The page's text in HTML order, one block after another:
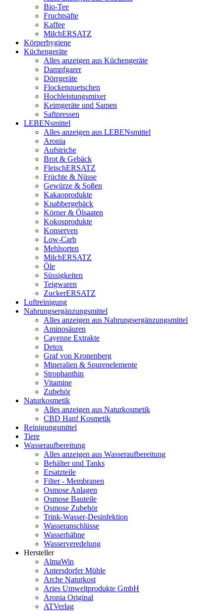
Bio-Tee
Fruchtsäfte
Kaffee
MilchERSATZ
Körperhygiene
Küchengeräte
Alles anzeigen aus Küchengeräte
Dampfgarer
Dörrgeräte
Flockenquetschen
Hochleistungsmixer
Keimgeräte und Samen
Saftpressen
LEBENsmittel
Alles anzeigen aus LEBENsmittel
Aronia
Aufstriche
Brot & Gebäck
FleischERSATZ
Früchte & Nüsse
Gewürze & Soßen
Kakaoprodukte
Knabbergebäck
Körner & Ölsaaten
Kokosprodukte
Konserven
Low-Carb
Mehlsorten
MilchERSATZ
Öle
Süssigkeiten
Teigwaren
ZuckerERSATZ
Luftreinigung
Nahrungsergänzungsmittel
Alles anzeigen aus Nahrungsergänzungsmittel
Aminosäuren
Cayenne Extrakte
Detox
Graf von Kronenberg
Mineralien & Spurenelemente
Strophanthin
Vitamine
Zubehör
Naturkosmetik
Alles anzeigen aus Naturkosmetik
CBD Hanf Kosmetik
Reinigungsmittel
Tiere
Wasseraufbereitung
Alles anzeigen aus Wasseraufbereitung
Behälter und Tanks
Ersatzteile
Filter - Membranen
Osmose Anlagen
Osmose Bauteile
Osmose Zubehör
Trink-Wasser-Desinfektion
Wasseranschlüsse
Wasserhähne
Wasserveredelung
Hersteller
AlmaWin
Antersdorfer Mühle
Arche Naturkost
Aries Umweltprodukte GmbH
Aronia Original
ATVerlag